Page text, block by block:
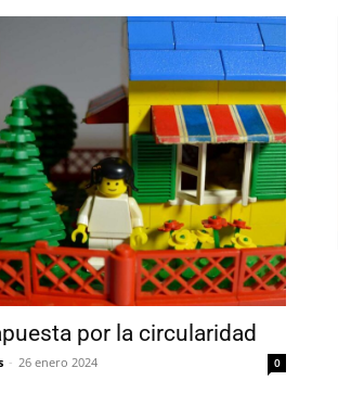
por la circularidad
- 26 enero 2024 0